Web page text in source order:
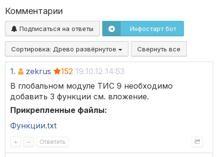
Комментарии
Подписаться на ответы Инфостарт бот
Сортировка: Древо развёрнутое Свернуть все
1. zekrus 152 19.10.12 14:53
В глобальном модуле ТИС 9 необходимо
добавить 3 функции см. вложение.
Прикрепленные файлы:
Функции.txt
+ – Ответить